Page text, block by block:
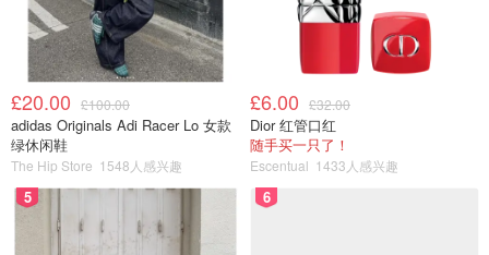
£20.00 £100.00
adidas Originals Adi Racer Lo 女款
绿休闲鞋
The Hip Store 1548人感兴趣
£6.00 £32.00
Dior 红管口红
随手买一只了！
Escentual 1433人感兴趣
5 6